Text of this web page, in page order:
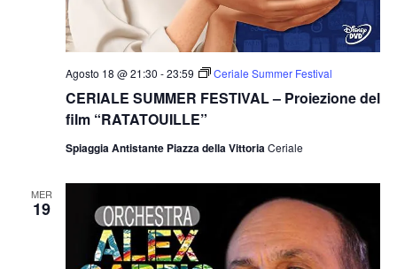
CERIALE SUMMER FESTIVAL – Proiezione del
film “RATATOUILLE”
Agosto 18 @ 21:30 -23:59 Ceriale Summer Festival
Spiaggia Antistante Piazza della VittoriaCeriale
MER
19